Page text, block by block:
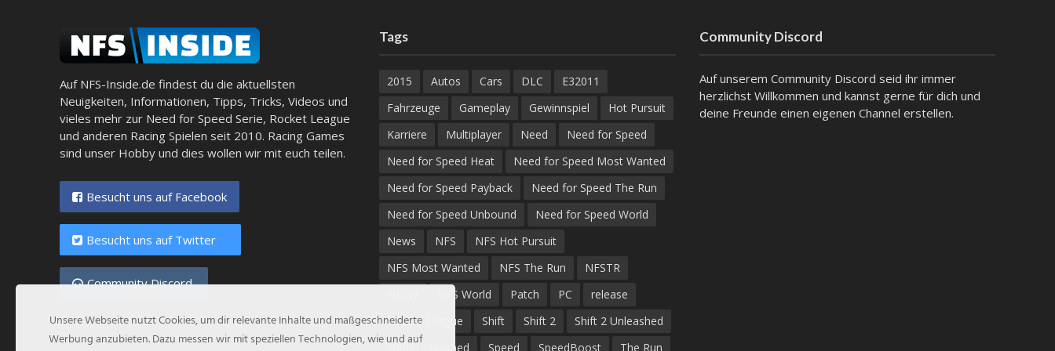
Auf NFS-Inside.de findest du die aktuellsten
Neuigkeiten, Informationen, Tipps, Tricks, Videos und
vieles mehr zur Need for Speed Serie, Rocket League
und anderen Racing Spielen seit 2010. Racing Games
sind unser Hobby und dies wollen wir mit euch teilen.
Besucht uns auf Facebook
Besucht uns auf Twitter
Community Discord
Tags
2015 Autos Cars DLC
E32011
Fahrzeuge
Gameplay Gewinnspiel
Hot Pursuit
Karriere
Multiplayer Need
Need for Speed
Need for Speed Heat
Need for Speed Most Wanted
Need for Speed Payback
Need for Speed The Run
Need for Speed Unbound
Need for Speed World
News
NFS
NFS Hot Pursuit
NFS Most Wanted
NFS The Run
NFSTR
NFS World Patch PC
release
Rocket League
Shift Shift 2
Shift 2 Unleashed
Shift2Unleashed
Speed SpeedBoost The Run
Community Discord
Auf unserem Community Discord seid ihr immer
herzlichst Willkommen und kannst gerne für dich und
deine Freunde einen eigenen Channel erstellen.
Unsere Webseite nutzt Cookies, um dir relevante Inhalte und maßgeschneiderte
Werbung anzubieten. Dazu messen wir mit speziellen Technologien, wie und auf